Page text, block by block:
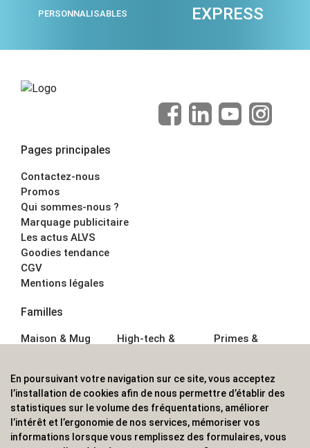
PERSONNALISABLES EXPRESS
Pages principales
Contactez-nous
Promos
Qui sommes-nous ?
Marquage publicitaire
Les actus ALVS
Goodies tendance
CGV
Mentions légales
Familles
Maison & Mug
Écriture
Bagagerie sacs
High-tech &
Sport &
Outdoor
Enfant
Primes &
Boisson
Textile &
Casquette
Accessoires de
En poursuivant votre navigation sur ce site, vous acceptez
l’installation de cookies afin de nous permettre d’établir des
statistiques sur le volume des fréquentations, améliorer
l’intérêt et l’ergonomie de nos services, mémoriser vos
informations lorsque vous remplissez des formulaires, vous